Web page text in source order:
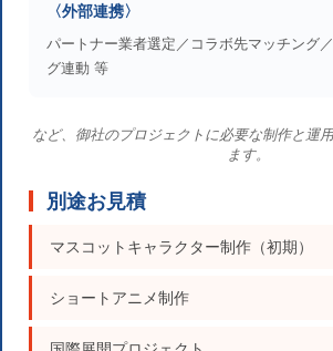
〈外部連携〉
パートナー業者選定／コラボ先マッチング
グ連動 等
など、御社のプロジェクトに必要な制作と運
ます。
別途お見積
マスコットキャラクター制作（初期）
ショートアニメ制作